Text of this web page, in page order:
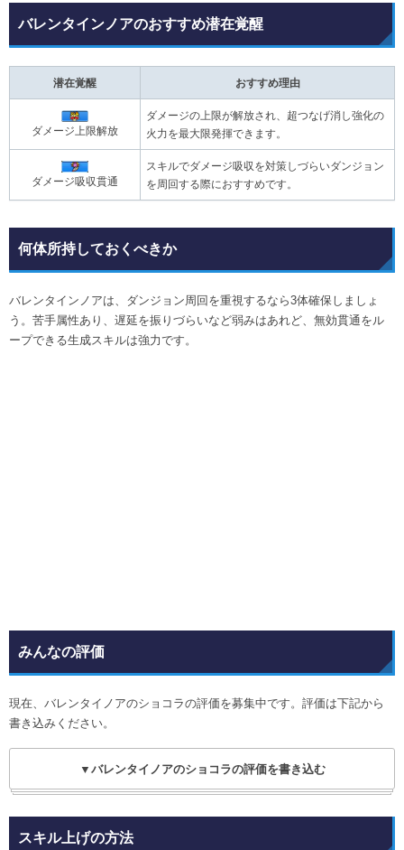
バレンタインノアのおすすめ潜在覚醒
潜在覚醒 おすすめ理由
ダメージ上限解放
ダメージの上限が解放され、超つなげ消し強化の
火力を最大限発揮できます。
ダメージ吸収貫通
スキルでダメージ吸収を対策しづらいダンジョン
を周回する際におすすめです。
何体所持しておくべきか
バレンタインノアは、ダンジョン周回を重視するなら3体確保しましょ
う。苦手属性あり、遅延を振りづらいなど弱みはあれど、無効貫通をル
ープできる生成スキルは強力です。
みんなの評価
現在、バレンタイノアのショコラの評価を募集中です。評価は下記から
書き込みください。
▼バレンタイノアのショコラの評価を書き込む
スキル上げの方法